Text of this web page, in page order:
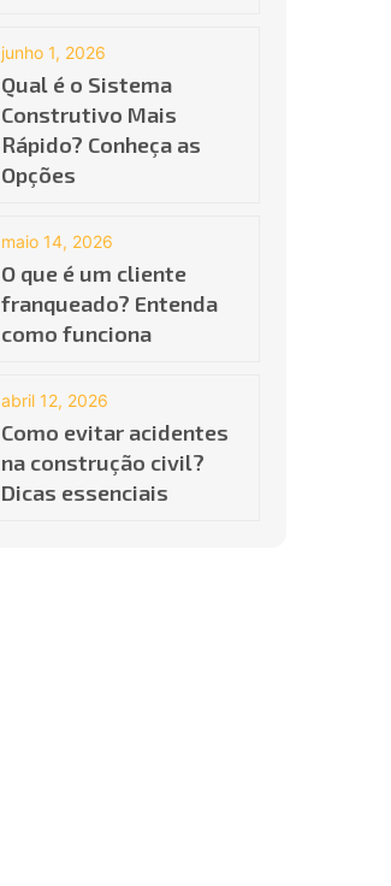
junho 1, 2026
Qual é o Sistema
Construtivo Mais
Rápido? Conheça as
Opções
maio 14, 2026
O que é um cliente
franqueado? Entenda
como funciona
abril 12, 2026
Como evitar acidentes
na construção civil?
Dicas essenciais